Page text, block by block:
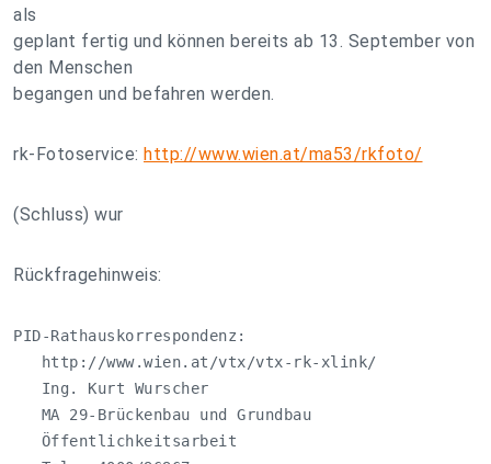
als
geplant fertig und können bereits ab 13. September von
den Menschen
begangen und befahren werden.
rk-Fotoservice: http://www.wien.at/ma53/rkfoto/
(Schluss) wur
Rückfragehinweis:
PID-Rathauskorrespondenz:
   http://www.wien.at/vtx/vtx-rk-xlink/
   Ing. Kurt Wurscher
   MA 29-Brückenbau und Grundbau
   Öffentlichkeitsarbeit